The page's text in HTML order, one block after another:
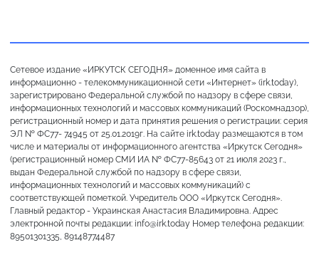
Сетевое издание «ИРКУТСК СЕГОДНЯ» доменное имя сайта в
информационно - телекоммуникационной сети «Интернет» (irk.today),
зарегистрировано Федеральной службой по надзору в сфере связи,
информационных технологий и массовых коммуникаций (Роскомнадзор),
регистрационный номер и дата принятия решения о регистрации: серия
ЭЛ № ФС77- 74945 от 25.01.2019г. На сайте irk.today размещаются в том
числе и материалы от информационного агентства «Иркутск Сегодня»
(регистрационный номер СМИ ИА № ФС77-85643 от 21 июля 2023 г.,
выдан Федеральной службой по надзору в сфере связи,
информационных технологий и массовых коммуникаций) с
соответствующей пометкой. Учредитель ООО «Иркутск Сегодня».
Главный редактор - Украинская Анастасия Владимировна. Адрес
электронной почты редакции: info@irk.today Номер телефона редакции:
89501301335, 89148774487